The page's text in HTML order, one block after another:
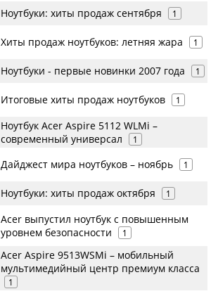
Ноутбуки: хиты продаж сентября 1
Хиты продаж ноутбуков: летняя жара 1
Ноутбуки - первые новинки 2007 года 1
Итоговые хиты продаж ноутбуков 1
Ноутбук Acer Aspire 5112 WLMi –
современный универсал
1
Дайджест мира ноутбуков – ноябрь 1
Ноутбуки: хиты продаж октября 1
Acer выпустил ноутбук с повышенным
уровнем безопасности
1
Acer Aspire 9513WSMi – мобильный
мультимедийный центр премиум класса
1